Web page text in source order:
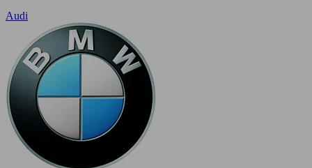
Audi